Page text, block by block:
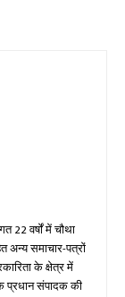
22 वर्षों में चौथा
अन्य समाचार-पत्रों
के क्षेत्र में
प्रधान संपादक की